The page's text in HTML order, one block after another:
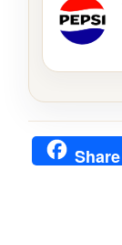
Share